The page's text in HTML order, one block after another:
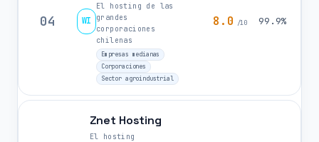
04 WI
El hosting de las
grandes
corporaciones
chilenas
Empresas medianas
Corporaciones
Sector agroindustrial
8.0 /10 99.9%
Znet Hosting
El hosting